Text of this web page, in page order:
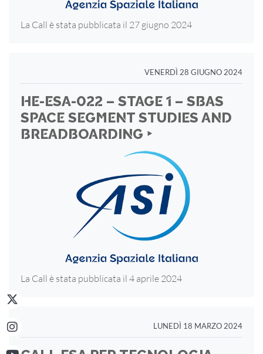
La Call è stata pubblicata il 27 giugno 2024
VENERDÌ 28 GIUGNO 2024
HE-ESA-022 – STAGE 1 – SBAS
SPACE SEGMENT STUDIES AND
BREADBOARDING ‣
La Call è stata pubblicata il 4 aprile 2024
LUNEDÌ 18 MARZO 2024